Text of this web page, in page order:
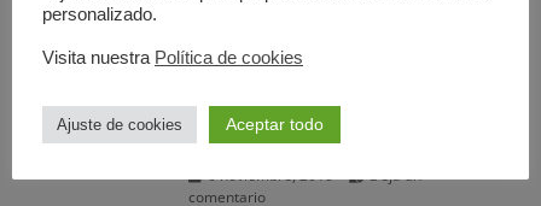
bonificaciones aplicadas
– Ejercicios 2016 y 2017
el
6 noviembre, 2018
Deja un
comentario
personalizado.
Visita nuestra Política de cookies
Ajuste de cookies Aceptar todo